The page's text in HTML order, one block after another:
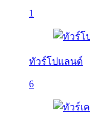
1
ทัวร์โปแลนด์
6